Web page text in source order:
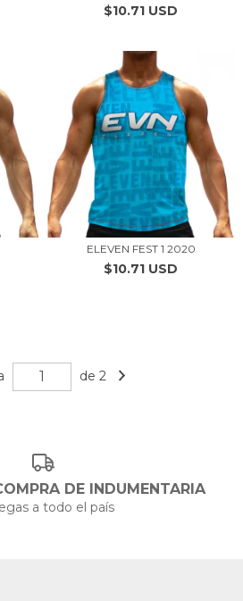
$10.71 USD
ELEVEN FEST 1 2020
$10.71 USD
de 2
DE INDUMENTARIA
a todo el país